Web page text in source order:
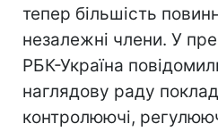
тепер більшість
незалежні члени. У
РБК-Україна
наглядову раду
контролюючі,